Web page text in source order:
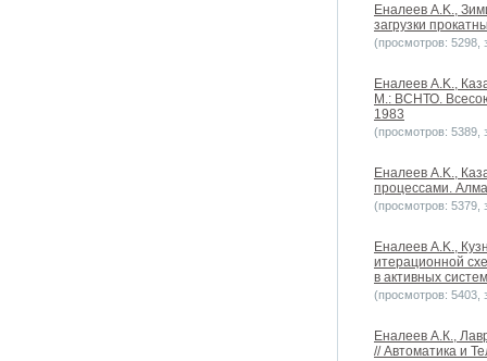
Еналеев A.K.,
загрузки
(просмотров: 5298,
Еналеев A.K.,
М.: ВСНТО.
1983
(просмотров: 5389,
Еналеев A.K.,
процессами.
(просмотров: 5379,
Еналеев A.K.,
итерационной
в активных
(просмотров: 5403,
Еналеев А.К.,
// Автоматика и